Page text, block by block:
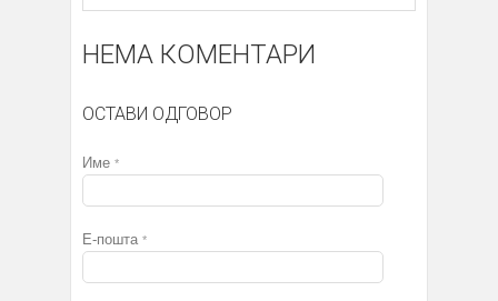
НЕМА КОМЕНТАРИ
ОСТАВИ ОДГОВОР
Име *
Е-пошта *